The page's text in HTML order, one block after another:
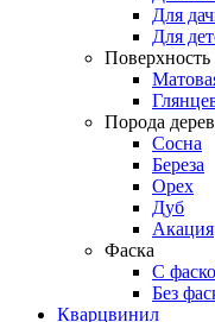
Для
Для
Поверхность
Порода
Сосна
Береза
Орех
Дуб
Акация
Фаска
С
Без
Кварцвинил